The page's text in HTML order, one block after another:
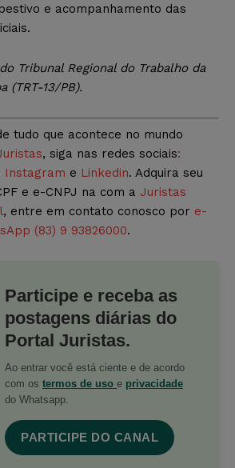
e acompanhamento das
Tribunal Regional do Trabalho da
(TRT-13/PB).
tudo que acontece no mundo
, siga nas redes sociais:
Instagram e Linkedin. Adquira seu
e e-CNPJ na com a Juristas
, entre em contato conosco por e-
(83) 9 93826000.
Participe e receba as
postagens diárias do
Portal Juristas.
Ao entrar você está ciente e de acordo
com os termos de uso e privacidade
do Whatsapp.
PARTICIPE DO CANAL